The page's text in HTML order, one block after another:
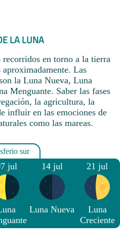
LA LUNA
en torno a la tierra
Las
la Luna Nueva, Luna
Menguante. Saber las fases
la agricultura, la
influir en las emociones de
como las mareas.
jul 14 jul
Luna Nueva
21 jul
Luna
Creciente